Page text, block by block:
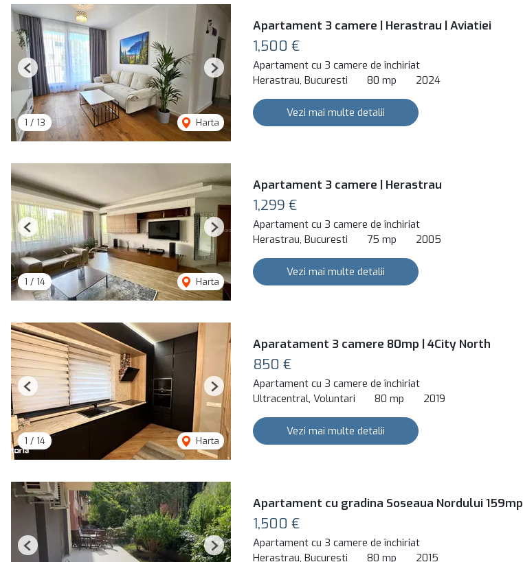
1 / 13 Harta
Previous Next
Apartament 3 camere | Herastrau | Aviatiei
1,500 €
Apartament cu 3 camere de închiriat
Herastrau, Bucuresti
80 mp 2024
Vezi mai multe detalii
1 / 14 Harta
Previous Next
Apartament 3 camere | Herastrau
1,299 €
Apartament cu 3 camere de închiriat
Herastrau, Bucuresti
75 mp 2005
Vezi mai multe detalii
1 / 14 Harta
Previous Next
Aparatament 3 camere 80mp | 4City North
850 €
Apartament cu 3 camere de închiriat
Ultracentral, Voluntari
80 mp 2019
Vezi mai multe detalii
Previous Next
Apartament cu gradina Soseaua Nordului 159mp
1,500 €
Apartament cu 3 camere de închiriat
Herastrau, Bucuresti
80 mp 2015